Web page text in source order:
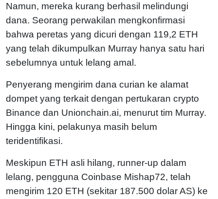
Namun, mereka kurang berhasil melindungi
dana. Seorang perwakilan mengkonfirmasi
bahwa peretas yang dicuri dengan 119,2 ETH
yang telah dikumpulkan Murray hanya satu hari
sebelumnya untuk lelang amal.
Penyerang mengirim dana curian ke alamat
dompet yang terkait dengan pertukaran crypto
Binance dan Unionchain.ai, menurut tim Murray.
Hingga kini, pelakunya masih belum
teridentifikasi.
Meskipun ETH asli hilang, runner-up dalam
lelang, pengguna Coinbase Mishap72, telah
mengirim 120 ETH (sekitar 187.500 dolar AS) ke